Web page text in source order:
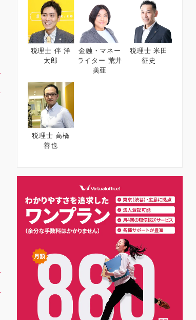
税理士 伴 洋
太郎
金融・マネー
ライター 荒井
美亜
税理士 米田
征史
税理士 高橋
善也